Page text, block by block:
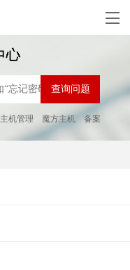
主机管理 魔方主机 备案